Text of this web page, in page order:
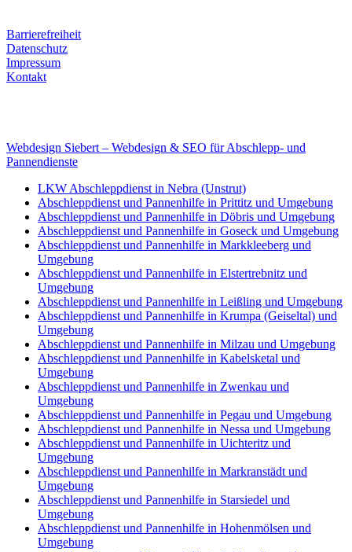
Barrierefreiheit
Datenschutz
Impressum
Kontakt
Webdesign Siebert – Webdesign & SEO für Abschlepp- und
Pannendienste
LKW Abschleppdienst in Nebra (Unstrut)
Abschleppdienst und Pannenhilfe in Prittitz und Umgebung
Abschleppdienst und Pannenhilfe in Döbris und Umgebung
Abschleppdienst und Pannenhilfe in Goseck und Umgebung
Abschleppdienst und Pannenhilfe in Markkleeberg und
Umgebung
Abschleppdienst und Pannenhilfe in Elstertrebnitz und
Umgebung
Abschleppdienst und Pannenhilfe in Leißling und Umgebung
Abschleppdienst und Pannenhilfe in Krumpa (Geiseltal) und
Umgebung
Abschleppdienst und Pannenhilfe in Milzau und Umgebung
Abschleppdienst und Pannenhilfe in Kabelsketal und
Umgebung
Abschleppdienst und Pannenhilfe in Zwenkau und
Umgebung
Abschleppdienst und Pannenhilfe in Pegau und Umgebung
Abschleppdienst und Pannenhilfe in Nessa und Umgebung
Abschleppdienst und Pannenhilfe in Uichteritz und
Umgebung
Abschleppdienst und Pannenhilfe in Markranstädt und
Umgebung
Abschleppdienst und Pannenhilfe in Starsiedel und
Umgebung
Abschleppdienst und Pannenhilfe in Hohenmölsen und
Umgebung